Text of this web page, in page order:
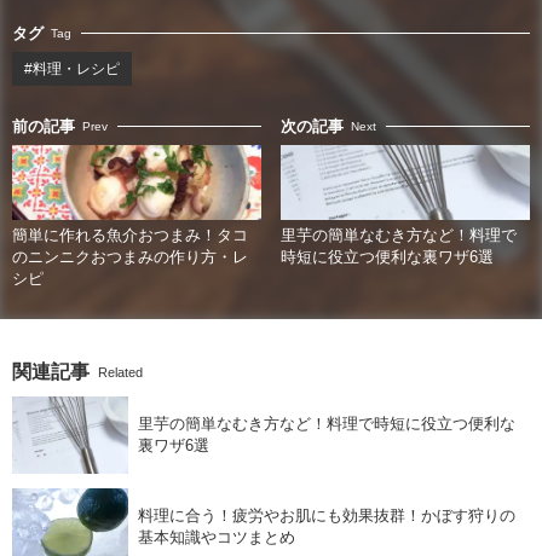
タグ Tag
#料理・レシピ
前の記事 Prev
簡単に作れる魚介おつまみ！タコ
のニンニクおつまみの作り方・レ
シピ
次の記事 Next
里芋の簡単なむき方など！料理で
時短に役立つ便利な裏ワザ6選
関連記事 Related
里芋の簡単なむき方など！料理で時短に役立つ便利な
裏ワザ6選
料理に合う！疲労やお肌にも効果抜群！かぼす狩りの
基本知識やコツまとめ